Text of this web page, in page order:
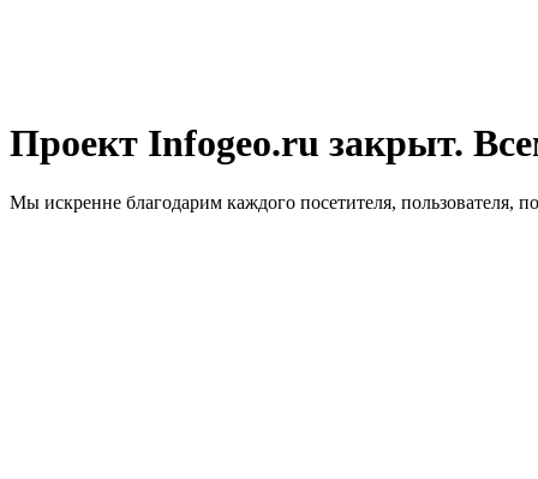
Проект Infogeo.ru закрыт.
Мы искренне благодарим каждого посетителя, пользователя,